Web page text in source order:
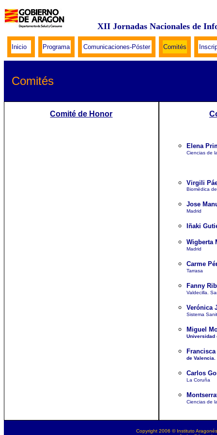
XII Jornadas Nacionales de
Inicio Programa Comunicaciones-Póster Comités
Comités
Comité de Honor
Elena
Ciencias de
Virgili
Biomèdica
Jose
Madrid
Iñaki
Wigberta
Madrid
Carme
Tarrasa
Fanny
Valdecilla.
Verónica
Sistema
Miguel
Universidad
de Valencia.
Carlos
La Coruña
Ciencias de
Copyright 2006 © Instituto